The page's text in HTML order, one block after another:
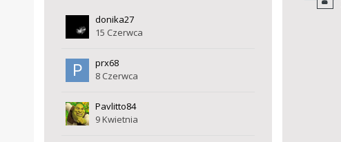
donika27
15 Czerwca
prx68
8 Czerwca
Pavlitto84
9 Kwietnia